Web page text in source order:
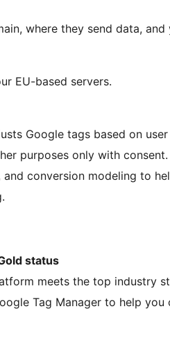
where they send data, and
EU-based servers.
Google tags based on
purposes only with
conversion modeling to
status
meets the top industry
Tag Manager to help